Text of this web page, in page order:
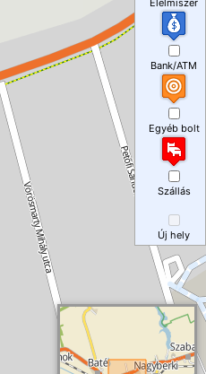
Élelmiszer
Bank/ATM
Egyéb bolt
Szállás
Új hely